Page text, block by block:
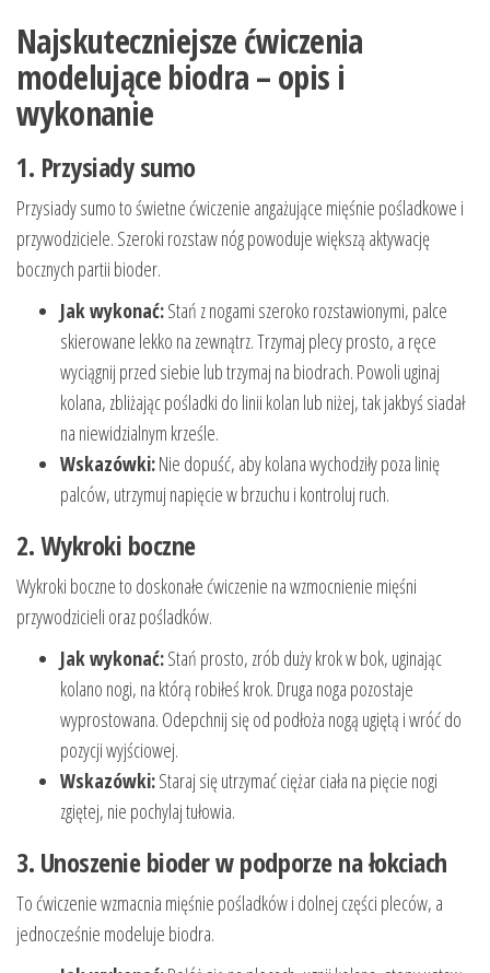
Najskuteczniejsze ćwiczenia
modelujące biodra – opis i
wykonanie
1. Przysiady sumo
Przysiady sumo to świetne ćwiczenie angażujące mięśnie pośladkowe i
przywodziciele. Szeroki rozstaw nóg powoduje większą aktywację
bocznych partii bioder.
Jak wykonać:Stań z nogami szeroko rozstawionymi, palce
skierowane lekko na zewnątrz. Trzymaj plecy prosto, a ręce
wyciągnij przed siebie lub trzymaj na biodrach. Powoli uginaj
kolana, zbliżając pośladki do linii kolan lub niżej, tak jakbyś siadał
na niewidzialnym krześle.
Wskazówki:Nie dopuść, aby kolana wychodziły poza linię
palców, utrzymuj napięcie w brzuchu i kontroluj ruch.
2. Wykroki boczne
Wykroki boczne to doskonałe ćwiczenie na wzmocnienie mięśni
przywodzicieli oraz pośladków.
Jak wykonać:Stań prosto, zrób duży krok w bok, uginając
kolano nogi, na którą robiłeś krok. Druga noga pozostaje
wyprostowana. Odepchnij się od podłoża nogą ugiętą i wróć do
pozycji wyjściowej.
Wskazówki:Staraj się utrzymać ciężar ciała na pięcie nogi
zgiętej, nie pochylaj tułowia.
3. Unoszenie bioder w podporze na łokciach
To ćwiczenie wzmacnia mięśnie pośladków i dolnej części pleców, a
jednocześnie modeluje biodra.